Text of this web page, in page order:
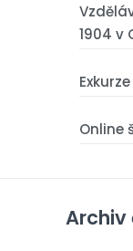
Z
1904 v
Online
Archiv